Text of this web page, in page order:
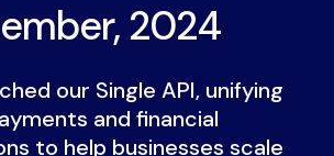
2024
our Single API, unifying
and financial
to help businesses scale